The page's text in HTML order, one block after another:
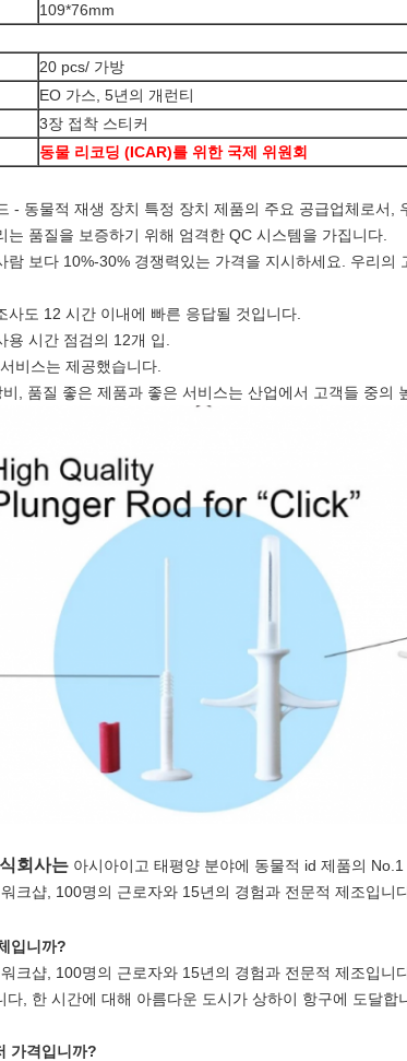
109*76mm
20 pcs/ 가방
EO 가스, 5년의 개런티
3장 접착 스티커
동물 리코딩 (ICAR)를 위한 국제 위원회
- 동물적 재생 장치 특정 장치 제품의 주요 공급업체로서,
는 품질을 보증하기 위해 엄격한 QC 시스템을 가집니다.
람 보다 10%-30% 경쟁력있는 가격을 지시하세요. 우리
사도 12 시간 이내에 빠른 응답될 것입니다.
시간 점검의 12개 입.
비스는 제공했습니다.
, 품질 좋은 제품과 좋은 서비스는 산업에서 고객들 중의
회사는 아시아이고 태평양 분야에 동물적 id 제품의 No.1
크샵, 100명의 근로자와 15년의 경험과 전문적 제조입니
입니까?
크샵, 100명의 근로자와 15년의 경험과 전문적 제조입니
다, 한 시간에 대해 아름다운 도시가 상하이 항구에 도달합
가격입니까?